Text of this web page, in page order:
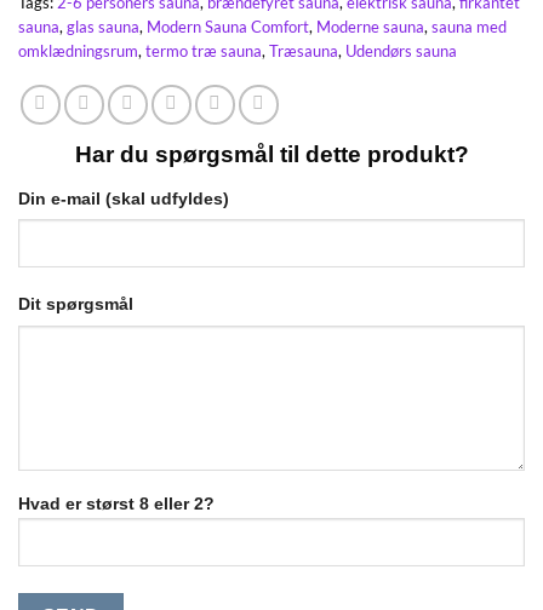
sauna, glas sauna, Modern Sauna Comfort, Moderne sauna, sauna med
omklædningsrum, termo træ sauna, Træsauna, Udendørs sauna
Har du spørgsmål til dette produkt?
Din e-mail (skal udfyldes)
Dit spørgsmål
Hvad er størst 8 eller 2?